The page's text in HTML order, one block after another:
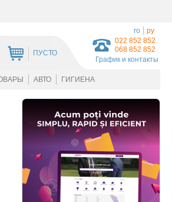
022 852 852
068 852 852
График и контакты
ПУСТО
ro ру
АВТО ГИГИЕНА